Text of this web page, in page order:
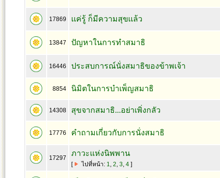
17869 เเค่รู้ ก็มีความสุขเเล้ว
13847 ปัญหาในการทำสมาธิ
16446 ประสบการณ์นั่งสมาธิของข้าพเจ้า
8854 นิมิตในการบำเพ็ญสมาธิ
14308 สุขจากสมาธิ...อย่าเพิ่งกลัว
17776 คำถามเกี่ยวกับการนั่งสมาธิ
17297
ภาวะแห่งนิพพาน
[ ไปที่หน้า: 1, 2, 3, 4]